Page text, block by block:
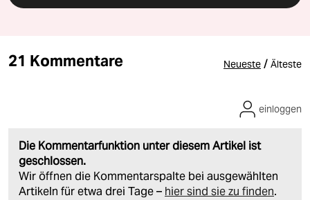
21 Kommentare Neueste / Älteste
Die Kommentarfunktion unter diesem Artikel ist
geschlossen.
Wir öffnen die Kommentarspalte bei ausgewählten
Artikeln für etwa drei Tage – hier sind sie zu finden.
einloggen